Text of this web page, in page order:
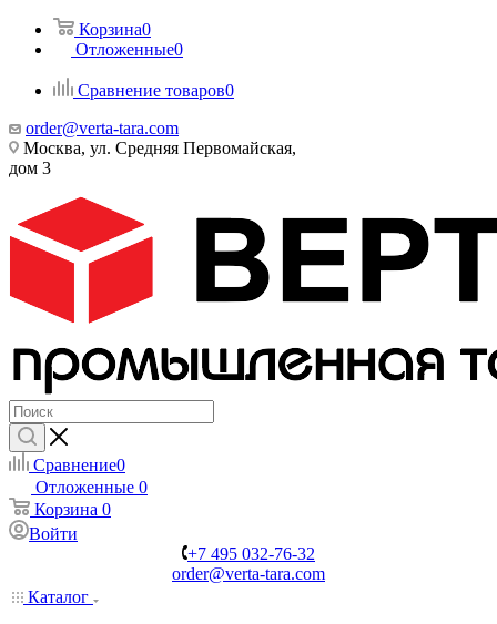
Корзина0
Отложенные0
Сравнение товаров0
order@verta-tara.com
Москва, ул. Средняя Первомайская,
дом 3
Сравнение0
Отложенные 0
Корзина 0
Войти
+7 495 032-76-32
order@verta-tara.com
Каталог